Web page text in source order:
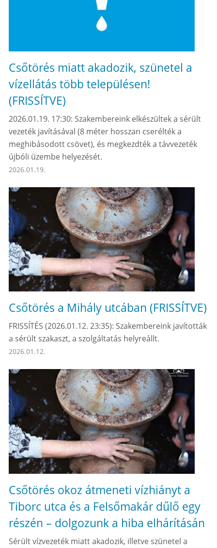
Csőtörés miatt akadozik, szünetel a
vízellátás több településen!
(FRISSÍTVE)
2026.01.19. 17:30: Szakembereink elkészültek a sérült
vezeték javításával (8 méter hosszan cserélték a
meghibásodott csövet), és megkezdték a távvezeték
újbóli üzembe helyezését.
2026.01.19.
Csőtörés a Mihály utcában (FRISSÍTVE)
FRISSÍTÉS (2026.01.12. 23:35): Szakembereink javították
a sérült szakaszt, a szolgáltatás helyreállt.
2026.01.12.
Csőtörés okoz átmeneti vízhiányt a
Tiborc utca és a Felsőmakár dűlő egy
részén – dolgozunk a hiba elhárításán
Sérült vízvezeték miatt akadozik, illetve szünetel a